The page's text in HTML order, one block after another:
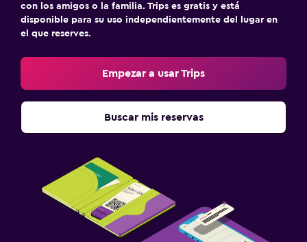
con los amigos o la familia. Trips es gratis y está
disponible para su uso independientemente del lugar en
el que reserves.
Empezar a usar Trips
Buscar mis reservas